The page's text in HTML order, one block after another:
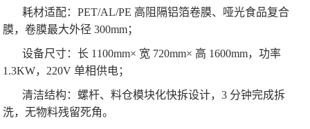
耗材适配：PET/AL/PE 高阻隔铝箔卷膜、哑光食品复合
膜，卷膜最大外径 300mm；
设备尺寸：长 1100mm× 宽 720mm× 高 1600mm，功率
1.3KW，220V 单相供电；
清洁结构：螺杆、料仓模块化快拆设计，3 分钟完成拆
洗，无物料残留死角。